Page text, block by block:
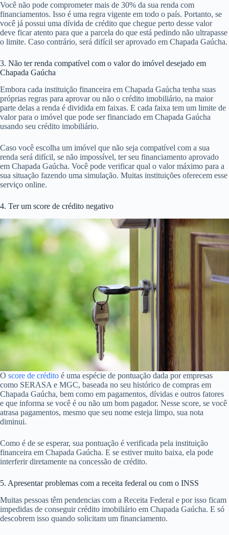
Você não pode comprometer mais de 30% da sua renda com
financiamentos. Isso é uma regra vigente em todo o país. Portanto, se
você já possui uma dívida de crédito que chegue perto desse valor
deve ficar atento para que a parcela do que está pedindo não ultrapasse
o limite. Caso contrário, será difícil ser aprovado em Chapada Gaúcha.
3. Não ter renda compatível com o valor do imóvel desejado em
Chapada Gaúcha
Embora cada instituição financeira em Chapada Gaúcha tenha suas
próprias regras para aprovar ou não o crédito imobiliário, na maior
parte delas a renda é dividida em faixas. E cada faixa tem um limite de
valor para o imóvel que pode ser financiado em Chapada Gaúcha
usando seu crédito imobiliário.
Caso você escolha um imóvel que não seja compatível com a sua
renda será difícil, se não impossível, ter seu financiamento aprovado
em Chapada Gaúcha. Você pode verificar qual o valor máximo para a
sua situação fazendo uma simulação. Muitas instituições oferecem esse
serviço online.
4. Ter um score de crédito negativo
O score de crédito é uma espécie de pontuação dada por empresas
como SERASA e MGC, baseada no seu histórico de compras em
Chapada Gaúcha, bem como em pagamentos, dívidas e outros fatores
e que informa se você é ou não um bom pagador. Nesse score, se você
atrasa pagamentos, mesmo que seu nome esteja limpo, sua nota
diminui.
Como é de se esperar, sua pontuação é verificada pela instituição
financeira em Chapada Gaúcha. E se estiver muito baixa, ela pode
interferir diretamente na concessão de crédito.
5. Apresentar problemas com a receita federal ou com o INSS
Muitas pessoas têm pendencias com a Receita Federal e por isso ficam
impedidas de conseguir crédito imobiliário em Chapada Gaúcha. E só
descobrem isso quando solicitam um financiamento.